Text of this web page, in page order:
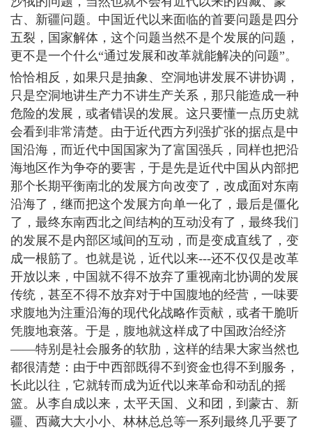
古、新疆问题。中国近代以来面临的首要问题是四分
五裂，国家解体，这个问题当然不是个发展的问题，
更不是一个什么“通过发展和改革就能解决的问题”。
恰恰相反，如果只是抽象、空洞地讲发展不讲协调，
只是空洞地讲生产力不讲生产关系，那只能造成一种
危险的发展，或者错误的发展。这只要懂一点历史就
会看到非常清楚。由于近代西方列强扩张的据点是中
国沿海，而近代中国国家为了富国强兵，同样也把沿
海地区作为争夺的要害，于是先是近代中国从内部把
那个长期平衡南北的发展方向改变了，改成面对东南
沿海了，继而把这个发展方向单一化了，最后是僵化
了，最终东南西北之间结构的互动没有了，最终我们
的发展不是内部区域间的互动，而是变成直线了，变
成一根筋了。也就是说，近代以来---还不仅仅是改革
开放以来，中国就不得不放弃了重视南北协调的发展
传统，甚至不得不放弃对于中国腹地的经营，一味要
求腹地为注重沿海的现代化战略作贡献，或者干脆听
凭腹地衰落。于是，腹地就这样成了中国政治经济
――特别是社会服务的软肋，这样的结果大家当然也
都很清楚：由于中西部既得不到资金也得不到服务，
长此以往，它就转而成为近代以来革命和动乱的摇
篮。从李自成以来，太平天国、义和团，到蒙古、新
疆、西藏大大小小、林林总总等一系列最终几乎要了